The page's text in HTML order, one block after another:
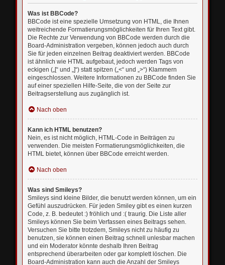
Was ist BBCode?
BBCode ist eine spezielle Umsetzung von HTML, die Ihnen
weitreichende Formatierungsmöglichkeiten für Ihren Text gibt.
Die Rechte zur Verwendung von BBCode werden durch die
Board-Administration vergeben, können jedoch auch durch
Sie für jeden einzelnen Beitrag deaktiviert werden. BBCode
ist ähnlich wie HTML aufgebaut, jedoch werden Tags von
eckigen („[“ und „]“) statt spitzen („<“ und „>“) Klammern
eingeschlossen. Weitere Informationen zu BBCode finden Sie
auf einer speziellen Hilfe-Seite, die von der Seite zur
Beitragserstellung aus zugänglich ist.
Nach oben
Kann ich HTML benutzen?
Nein, es ist nicht möglich, HTML-Code in Beiträgen zu
verwenden. Die meisten Formatierungsmöglichkeiten, die
HTML bietet, können über BBCode erreicht werden.
Nach oben
Was sind Smileys?
Smileys sind kleine Bilder, die benutzt werden können, um ein
Gefühl auszudrücken. Für jeden Smiley gibt es einen kurzen
Code, z. B. bedeutet :) fröhlich und :( traurig. Die Liste aller
Smileys können Sie beim Verfassen eines Beitrags sehen.
Versuchen Sie bitte trotzdem, Smileys nicht zu häufig zu
benutzen, sie können einen Beitrag schnell unlesbar machen
und ein Moderator könnte deshalb Ihren Beitrag
entsprechend überarbeiten oder gar komplett löschen. Die
Board-Administration kann auch die Anzahl der Smileys